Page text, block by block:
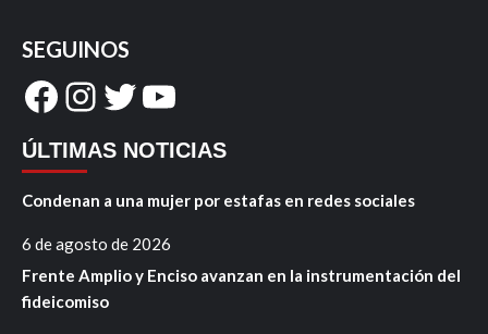
SEGUINOS
Facebook
Instagram
Twitter
YouTube
ÚLTIMAS NOTICIAS
Condenan a una mujer por estafas en redes sociales
6 de agosto de 2026
Frente Amplio y Enciso avanzan en la instrumentación del
fideicomiso